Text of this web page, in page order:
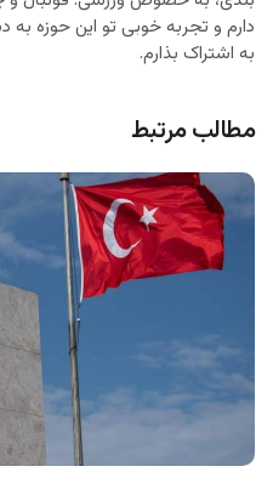
دارم و تجربه خوبی تو این حوزه
به اشتراک بذارم.
مطالب مرتبط